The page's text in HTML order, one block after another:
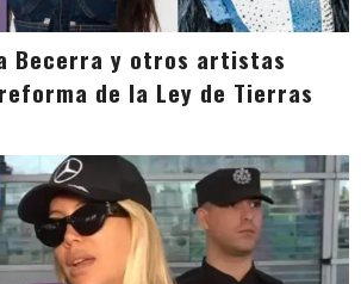
Becerra y otros artistas
de la Ley de Tierras